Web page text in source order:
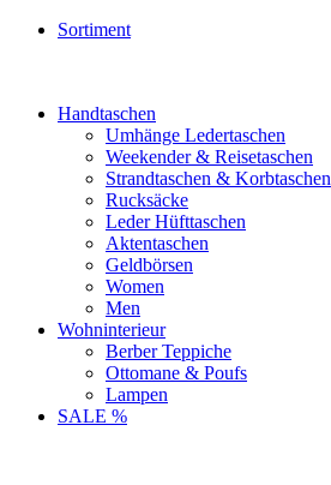
Sortiment
Handtaschen
Umhänge Ledertaschen
Weekender & Reisetaschen
Strandtaschen & Korbtaschen
Rucksäcke
Leder Hüfttaschen
Aktentaschen
Geldbörsen
Women
Men
Wohninterieur
Berber Teppiche
Ottomane & Poufs
Lampen
SALE %